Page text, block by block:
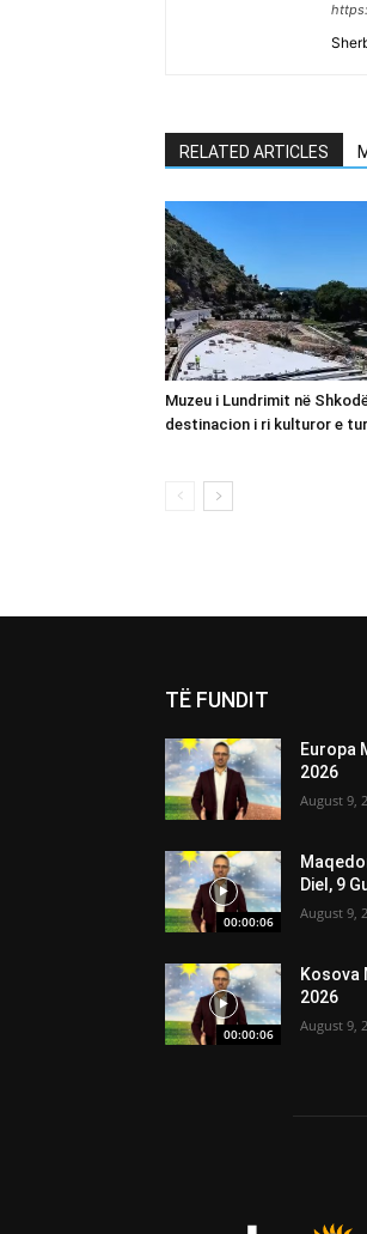
RELATED ARTICLES
Muzeu i Lundrimit në
destinacion i ri kulturor e
TË FUNDIT
Europa
2026
August 9,
00:00:06
Diel, 9
August 9,
00:00:06
Kosova
2026
August 9,